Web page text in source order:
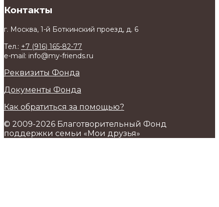
Контакты
г. Москва, 1-й Боткинский проезд, д. 6
Тел.: +7 (916) 165-82-77
e-mail: info@my-friends.ru
Реквизиты Фонда
Документы Фонда
Как обратиться за помощью?
© 2009-2026 Благотворительный Фонд
поддержки семьи «Мои друзья»